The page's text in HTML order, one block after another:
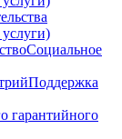
Социальное
Поддержка